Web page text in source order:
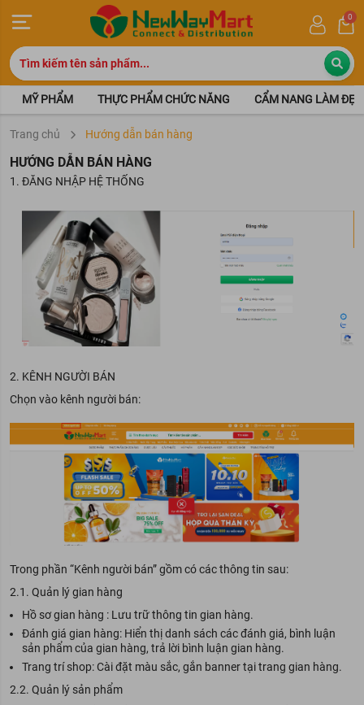
0
MỸ PHẨM THỰC PHẨM CHỨC NĂNG CẨM NANG LÀM ĐẸP
Trang chủ Hướng dẫn bán hàng
HƯỚNG DẪN BÁN HÀNG
ĐĂNG NHẬP HỆ THỐNG
KÊNH NGƯỜI BÁN
Chọn vào kênh người bán:
Trong phần “Kênh người bán” gồm có các thông tin sau:
2.1. Quản lý gian hàng
Hồ sơ gian hàng : Lưu trữ thông tin gian hàng.
Đánh giá gian hàng: Hiển thị danh sách các đánh giá, bình luận
sản phẩm của gian hàng, trả lời bình luận gian hàng.
Trang trí shop: Cài đặt màu sắc, gắn banner tại trang gian hàng.
2.2. Quản lý sản phẩm